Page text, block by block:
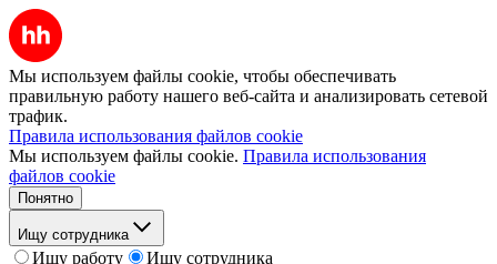
Мы используем файлы cookie, чтобы обеспечивать
правильную работу нашего веб-сайта и анализировать сетевой
трафик.
Правила использования файлов cookie
Мы используем файлы cookie. Правила использования
файлов cookie
Понятно
Ищу сотрудника
Ищу работу
Ищу сотрудника